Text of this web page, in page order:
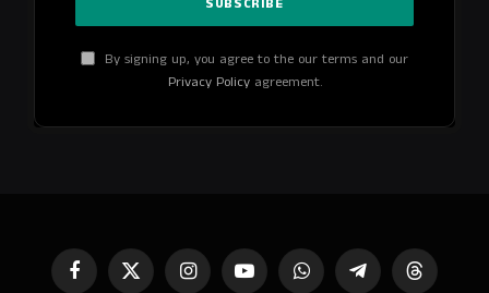
By signing up, you agree to the our terms and our
Privacy Policyagreement.
FacebookX
InstagramYouTube WhatsAppTelegramThreads